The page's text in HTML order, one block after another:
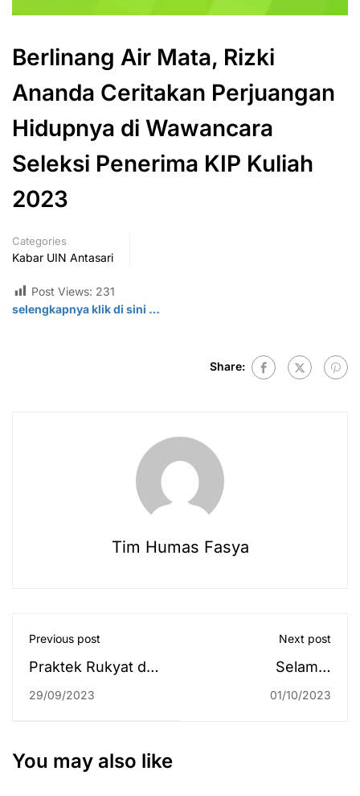
Berlinang Air Mata, Rizki
Ananda Ceritakan Perjuangan
Hidupnya di Wawancara
Seleksi Penerima KIP Kuliah
2023
Categories
Kabar UIN Antasari
Post Views: 231
selengkapnya klik di sini …
Share:
Tim Humas Fasya
Previous post
Praktek Rukyat dan
Pengukuran Arah
29/09/2023
Next post
Selamat
Memperingati Hari
01/10/2023
You may also like